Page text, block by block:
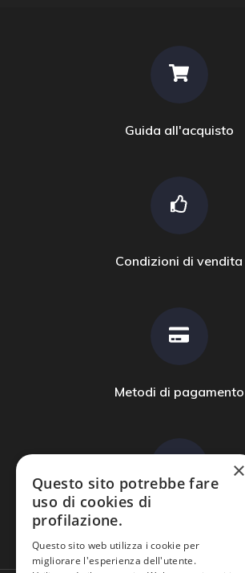
Guida all'acquisto
Condizioni di vendita
Metodi di pagamento
Domande frequenti
×
Questo sito potrebbe fare
uso di cookies di
profilazione.
Questo sito web utilizza i cookie per
migliorare l'esperienza dell'utente.